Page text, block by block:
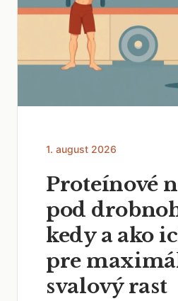
1. august 2026
Proteínové
pod
kedy a ako
pre
svalový rast